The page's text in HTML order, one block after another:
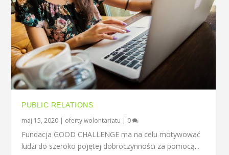
PUBLIC RELATIONS
maj 15, 2020 | oferty wolontariatu | 0
Fundacja GOOD CHALLENGE ma na celu motywować
ludzi do szeroko pojętej dobroczynności za pomocą...